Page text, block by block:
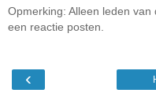
Opmerking: Alleen leden van
een reactie posten.
‹